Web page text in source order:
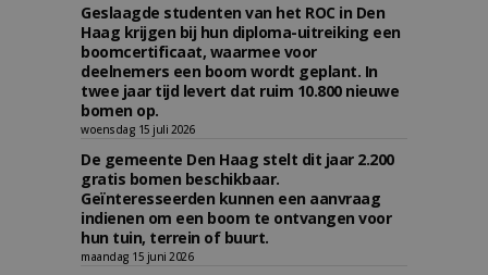
Geslaagde studenten van het ROC in Den
Haag krijgen bij hun diploma-uitreiking een
boomcertificaat, waarmee voor
deelnemers een boom wordt geplant. In
twee jaar tijd levert dat ruim 10.800 nieuwe
bomen op.
woensdag 15 juli 2026
De gemeente Den Haag stelt dit jaar 2.200
gratis bomen beschikbaar.
Geïnteresseerden kunnen een aanvraag
indienen om een boom te ontvangen voor
hun tuin, terrein of buurt.
maandag 15 juni 2026